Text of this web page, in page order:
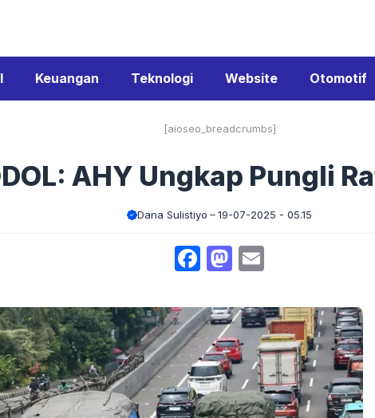
Keuangan Teknologi Website Otomotif
[aioseo_breadcrumbs]
AHY Ungkap Pungli
Dana Sulistiyo 19-07-2025 - 05.15
Facebook
Mastodon